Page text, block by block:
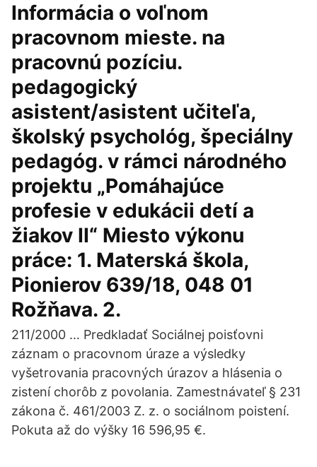
Informácia o voľnom
pracovnom mieste. na
pracovnú pozíciu.
pedagogický
asistent/asistent učiteľa,
školský psychológ, špeciálny
pedagóg. v rámci národného
projektu „Pomáhajúce
profesie v edukácii detí a
žiakov II“ Miesto výkonu
práce: 1. Materská škola,
Pionierov 639/18, 048 01
Rožňava. 2.
211/2000 … Predkladať Sociálnej poisťovni
záznam o pracovnom úraze a výsledky
vyšetrovania pracovných úrazov a hlásenia o
zistení chorôb z povolania. Zamestnávateľ § 231
zákona č. 461/2003 Z. z. o sociálnom poistení.
Pokuta až do výšky 16 596,95 €.